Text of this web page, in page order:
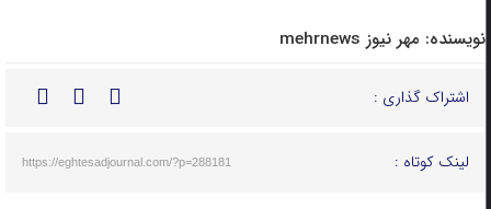
نویسنده: مهر نیوز mehrnews
اشتراک گذاری :
لینک کوتاه : https://eghtesadjournal.com/?p=288181